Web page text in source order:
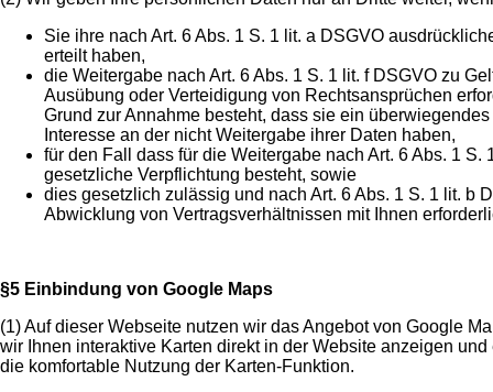
Sie ihre nach Art. 6 Abs. 1 S. 1 lit. a DSGVO
erteilt haben,
die Weitergabe nach Art. 6 Abs. 1 S. 1 lit. f DSGVO zu
Ausübung oder Verteidigung von Rechtsansprüchen
Grund zur Annahme besteht, dass sie ein
Interesse an der nicht Weitergabe ihrer Daten haben,
für den Fall dass für die Weitergabe nach Art. 6 Abs. 1 S.
gesetzliche Verpflichtung besteht, sowie
dies gesetzlich zulässig und nach Art. 6 Abs. 1 S. 1 lit. b
Abwicklung von Vertragsverhältnissen mit Ihnen
§5 Einbindung von Google Maps
(1) Auf dieser Webseite nutzen wir das Angebot von Google
wir Ihnen interaktive Karten direkt in der Website anzeigen
die komfortable Nutzung der Karten-Funktion.